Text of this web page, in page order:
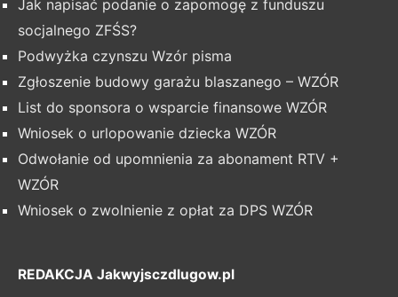
Jak napisać podanie o zapomogę z funduszu
socjalnego ZFŚS?
Podwyżka czynszu Wzór pisma
Zgłoszenie budowy garażu blaszanego – WZÓR
List do sponsora o wsparcie finansowe WZÓR
Wniosek o urlopowanie dziecka WZÓR
Odwołanie od upomnienia za abonament RTV +
WZÓR
Wniosek o zwolnienie z opłat za DPS WZÓR
REDAKCJA Jakwyjsczdlugow.pl